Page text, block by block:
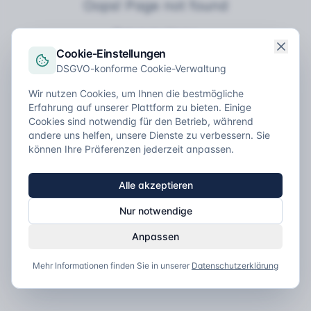
Cookie-Einstellungen
DSGVO-konforme Cookie-Verwaltung
Wir nutzen Cookies, um Ihnen die bestmögliche
Erfahrung auf unserer Plattform zu bieten. Einige
Cookies sind notwendig für den Betrieb, während
andere uns helfen, unsere Dienste zu verbessern. Sie
können Ihre Präferenzen jederzeit anpassen.
Alle akzeptieren
Nur notwendige
Anpassen
Mehr Informationen finden Sie in unserer Datenschutzerklärung
Oops! Page not found